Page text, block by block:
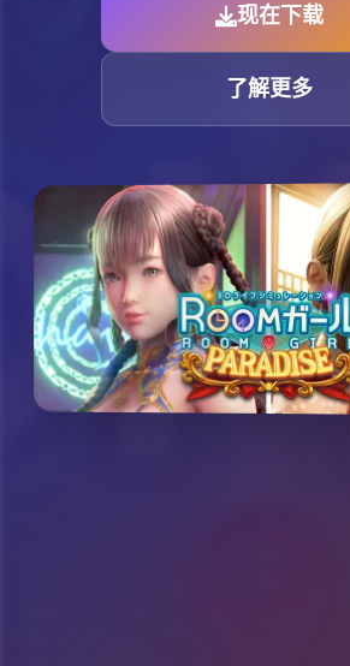
现在下载
了解更多